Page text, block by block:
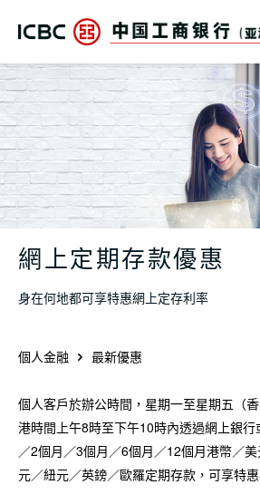
中國工商銀行（亞洲） |
網上定期存款優惠
身在何地都可享特惠網上定存利率
個人金融 最新優惠
個人客戶於辦公時間，星期一至星期五（
港時間上午8時至下午10時內透過網上銀行
／2個月／3個月／6個月／12個月港幣／
元／紐元／英鎊／歐羅定期存款，可享特